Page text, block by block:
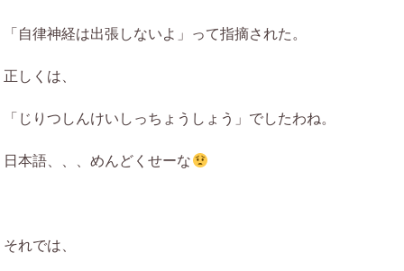
「自律神経は出張しないよ」って指摘された。
正しくは、
「じりつしんけいしっちょうしょう」でしたわね。
日本語、、、めんどくせーな
それでは、